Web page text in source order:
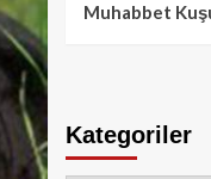
Muhabbet
Kategoriler